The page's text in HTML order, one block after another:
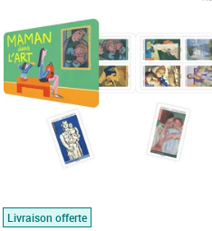
Livraison offerte